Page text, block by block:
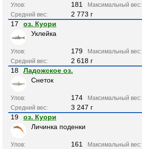
Улов: 181 Максимальный вес:
Средний вес:
2 773 г
17
оз. Куори
Уклейка
Улов: 179 Максимальный вес:
Средний вес:
2 618 г
18
Ладожское оз.
Снеток
Улов: 174 Максимальный вес:
Средний вес:
3 247 г
19
оз. Куори
Личинка поденки
Улов: 161 Максимальный вес: